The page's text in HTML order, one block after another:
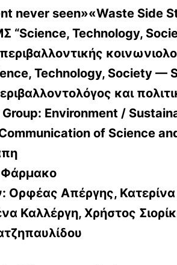
never seen»«Waste Side
“Science, Technology,
Technology, Society —
και
Environment /
of Science
Φάρμακο
Ορφέας Απέργης,
Καλλέργη, Χρήστος